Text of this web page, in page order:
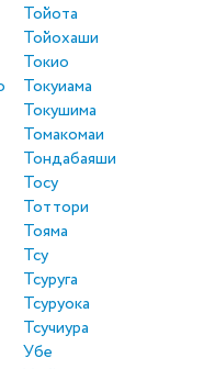
Тойота
Тойохаши
Токио
Токуиама
Токушима
Томакомаи
Тондабаяши
Тосу
Тоттори
Тояма
Тсу
Тсуруга
Тсуруока
Тсучиура
Убе